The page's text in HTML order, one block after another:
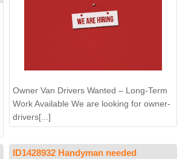
Owner Van Drivers Wanted – Long-Term
Work Available We are looking for owner-
drivers[...]
ID1428932 Handyman needed